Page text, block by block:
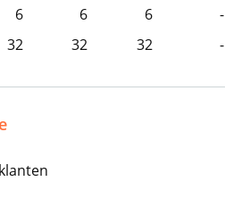
6 6 6 -
32 32 32 -